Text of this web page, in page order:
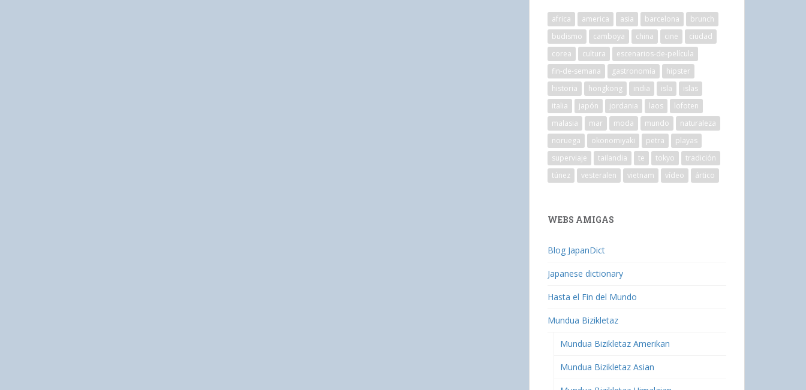
africa america asia barcelona
brunch
budismo
camboya china cine
ciudad
corea
cultura
escenarios-de-película
fin-de-semana
gastronomía
hipster
historia
hongkong india isla
islas
italia
japón jordania laos
lofoten
malasia
mar moda mundo
naturaleza
noruega
okonomiyaki petra
playas
superviaje
tailandia te tokyo
tradición
túnez
vesteralen vietnam vídeo ártico
WEBS AMIGAS
Blog JapanDict
Japanese dictionary
Hasta el Fin del Mundo
Mundua Bizikletaz
Mundua Bizikletaz Amerikan
Mundua Bizikletaz Asian